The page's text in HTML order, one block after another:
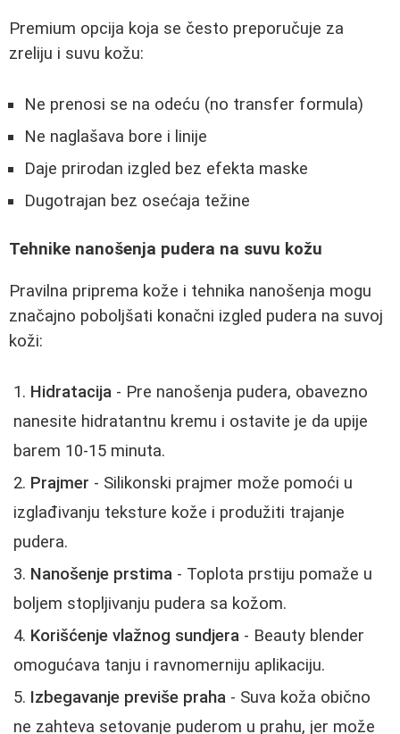
Premium opcija koja se često preporučuje za
zreliju i suvu kožu:
Ne prenosi se na odeću (no transfer formula)
Ne naglašava bore i linije
Daje prirodan izgled bez efekta maske
Dugotrajan bez osećaja težine
Tehnike nanošenja pudera na suvu kožu
Pravilna priprema kože i tehnika nanošenja mogu
značajno poboljšati konačni izgled pudera na suvoj
koži:
Hidratacija - Pre nanošenja pudera, obavezno
nanesite hidratantnu kremu i ostavite je da upije
barem 10-15 minuta.
Prajmer - Silikonski prajmer može pomoći u
izglađivanju teksture kože i produžiti trajanje
pudera.
Nanošenje prstima - Toplota prstiju pomaže u
boljem stopljivanju pudera sa kožom.
Korišćenje vlažnog sundjera - Beauty blender
omogućava tanju i ravnomerniju aplikaciju.
Izbegavanje previše praha - Suva koža obično
ne zahteva setovanje puderom u prahu, jer može